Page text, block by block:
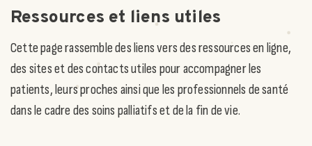
Ressources et liens utiles
Cette page rassemble des liens vers des ressources en ligne,
des sites et des contacts utiles pour accompagner les
patients, leurs proches ainsi que les professionnels de santé
dans le cadre des soins palliatifs et de la fin de vie.